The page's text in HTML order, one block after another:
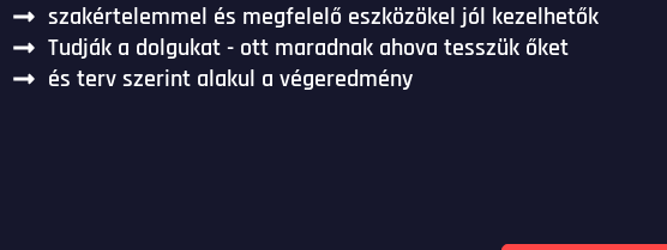
szakértelemmel és megfelelő eszközökel jól kezelhetők
Tudják a dolgukat - ott maradnak ahova tesszük őket
és terv szerint alakul a végeredmény